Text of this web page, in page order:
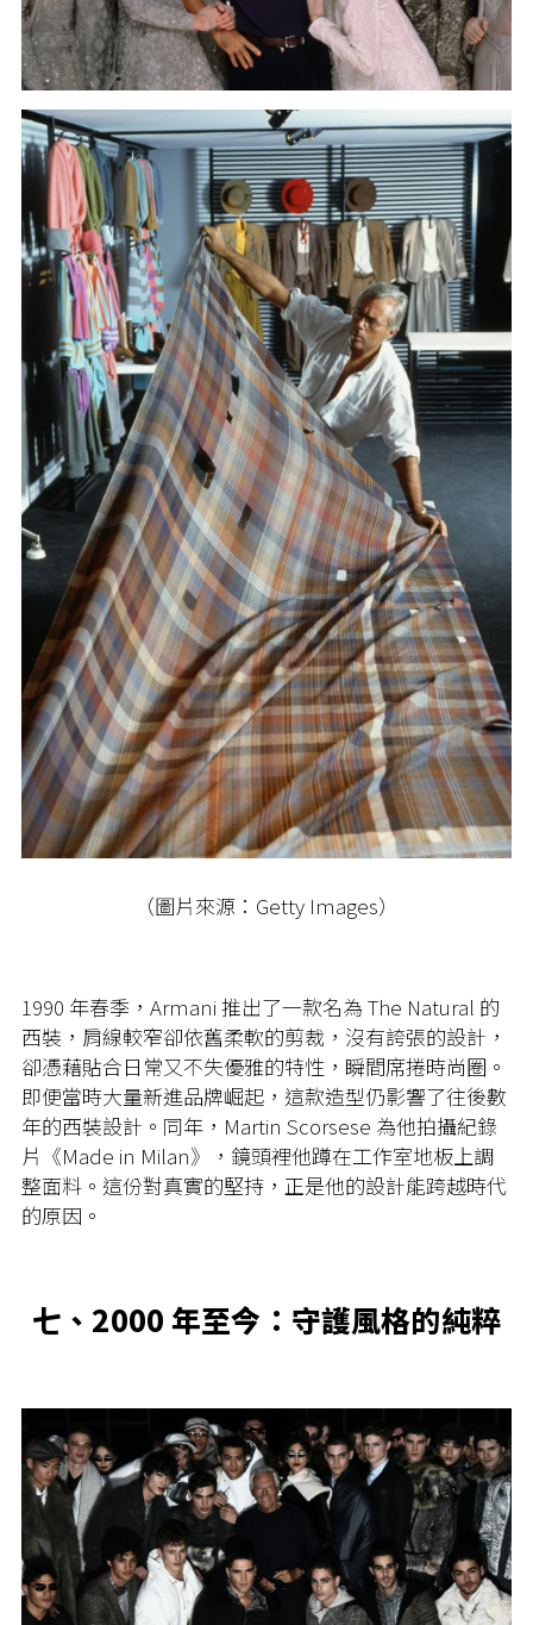
（圖片來源：Getty Images）
1990 年春季，Armani 推出了一款名為 The Natural 的
西裝，肩線較窄卻依舊柔軟的剪裁，沒有誇張的設計，
卻憑藉貼合日常又不失優雅的特性，瞬間席捲時尚圈。
即便當時大量新進品牌崛起，這款造型仍影響了往後數
年的西裝設計。同年，Martin Scorsese 為他拍攝紀錄
片《Made in Milan》，鏡頭裡他蹲在工作室地板上調
整面料。這份對真實的堅持，正是他的設計能跨越時代
的原因。
七、2000 年至今：守護風格的純粹